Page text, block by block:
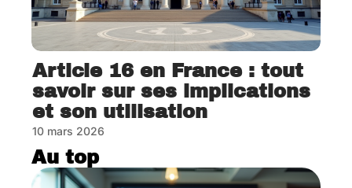
Article 16 en France : tout
savoir sur ses implications
et son utilisation
10 mars 2026
Au top